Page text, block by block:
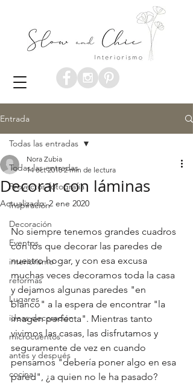
Entrada
Todas las entradas
Proyectos fotografía
Inspiración
Decoración
Eventos
interiorismo
reformas
Lugares
ideas decoración
microcuentos
antes y después
cocina
Todas las entradas
Decorar con láminas
Nora Zubia
14 oct 2018 2 min de lectura
Actualizado:2 ene 2020
No siempre tenemos grandes cuadros
con los que decorar las paredes de
nuestro hogar, y con esa excusa
muchas veces decoramos toda la casa
y dejamos algunas paredes "en
blanco" a la espera de encontrar "la
imagen perfecta". Mientras tanto
vivimos las casas, las disfrutamos y
seguramente de vez en cuando
pensamos "debería poner algo en esa
pared", ¿a quien no le ha pasado?